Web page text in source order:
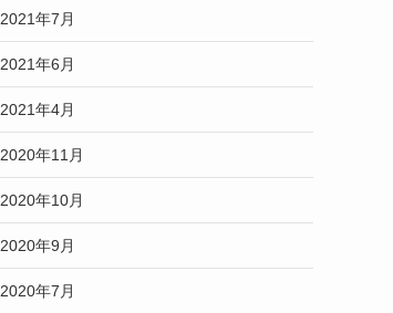
2021年7月
2021年6月
2021年4月
2020年11月
2020年10月
2020年9月
2020年7月